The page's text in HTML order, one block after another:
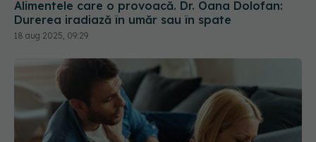
Alimentele care o provoacă. Dr. Oana Dolofan:
Durerea iradiază în umăr sau în spate
18 aug 2025, 09:29